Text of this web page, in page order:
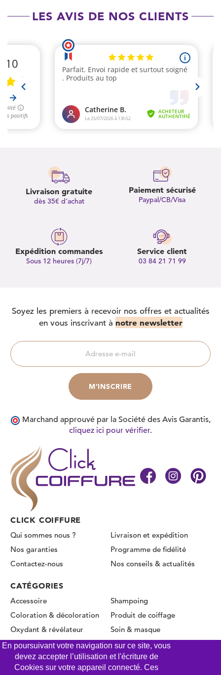
LES AVIS DE NOS CLIENTS
Livraison gratuite
dès 35€ d’achat
Paiement sécurisé
Paypal/CB/Visa
Expédition commandes
Sous 12 heures (7j/7)
Service client
03 84 21 71 99
CLICK COIFFURE
Qui sommes nous ?
Livraison et expédition
Nos garanties
Programme de fidélité
Contactez-nous
Nos conseils & actualités
CATÉGORIES
Accessoire
Coloration & décoloration
Oxydant & révélateur
Permanente & Lissage
Shampoing
Produit de coiffage
Soin & masque
Soyez les premiers à recevoir nos offres et actualités
en vous inscrivant à notre newsletter
Marchand approuvé par la Société des Avis Garantis,
cliquez ici pour vérifier.
En poursuivant votre navigation sur ce site, vous
devez accepter l’utilisation et l'écriture de
Cookies sur votre appareil connecté. Ces